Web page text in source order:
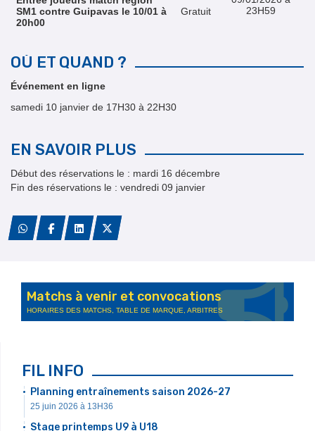
23H59
SM1 contre Guipavas le 10/01 à
20h00
Gratuit
OÙ ET QUAND ?
Événement en ligne
samedi 10 janvier de 17H30 à 22H30
EN SAVOIR PLUS
Début des réservations le : mardi 16 décembre
Fin des réservations le : vendredi 09 janvier
Matchs à venir et convocations
HORAIRES DES MATCHS, TABLE DE MARQUE, ARBITRES
FIL INFO
Planning entraînements saison 2026-27
25 juin 2026 à 13H36
Stage printemps U9 à U18